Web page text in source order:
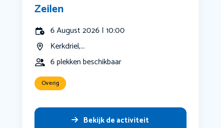
Zeilen
6 August 2026 | 10:00
Kerkdriel,...
6 plekken beschikbaar
Overig
Bekijk de activiteit